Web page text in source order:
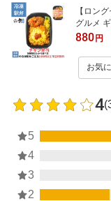
【ロン
グルメ
限定 贈
880円
お気
4
5
4
3
2